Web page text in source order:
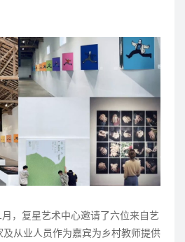
，复星艺术中心邀请了六位来自艺
从业人员作为嘉宾为乡村教师提供